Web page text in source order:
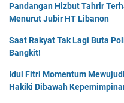
Pandangan Hizbut Tahrir
Menurut Jubir HT Libanon
Saat Rakyat Tak Lagi Buta
Bangkit!
Idul Fitri Momentum
Hakiki Dibawah